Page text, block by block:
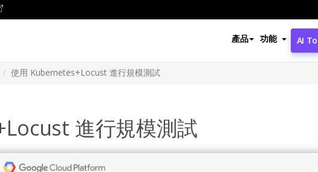
產品 功能 AI
使用 Kubernetes+Locust 進行規模測試
進行規模測試